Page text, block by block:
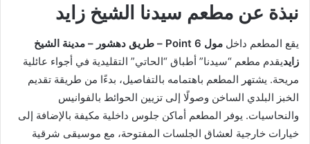
نبذة عن مطعم سيدنا الشيخ زايد
يقع المطعم داخل
مول Point 6 – طريق دهشور – مدينة الشيخ
زايديقدم مطعم “سيدنا” أطباق “الحاتي” التقليدية في أجواء عائلية
مريحة. يشتهر المطعم باهتمامه بالتفاصيل، بدءًا من طريقة تقديم
الخبز البلدي الساخن وصولًا إلى تزيين الحوائط بالفوانيس
والنحاسيات. يوفر المطعم أماكن جلوس داخلية مكيفة بالإضافة إلى
خيارات خارجية لعشاق الجلسات المفتوحة، مع موسيقى شرقية